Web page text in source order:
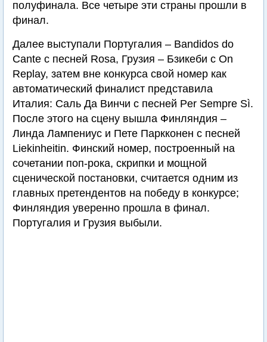
полуфинала. Все четыре эти страны прошли в
финал.
Далее выступали Португалия – Bandidos do
Cante с песней Rosa, Грузия – Бзикеби с On
Replay, затем вне конкурса свой номер как
автоматический финалист представила
Италия: Саль Да Винчи с песней Per Sempre Sì.
После этого на сцену вышла Финляндия –
Линда Лампениус и Пете Паркконен с песней
Liekinheitin. Финский номер, построенный на
сочетании поп-рока, скрипки и мощной
сценической постановки, считается одним из
главных претендентов на победу в конкурсе;
Финляндия уверенно прошла в финал.
Португалия и Грузия выбыли.